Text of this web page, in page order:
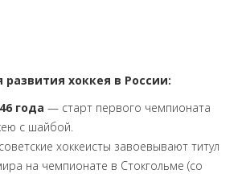
развития хоккея в России:
года — старт первого чемпионата
с шайбой.
хоккеисты завоевывают титул
на чемпионате в Стокгольме (со